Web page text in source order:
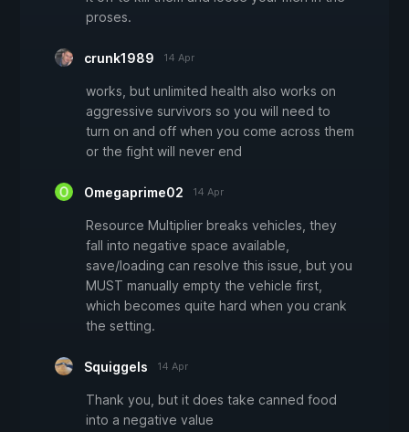
proses.
crunk1989 14 Apr
works, but unlimited health also works on
aggressive survivors so you will need to
turn on and off when you come across them
or the fight will never end
Omegaprime02 14 Apr
Resource Multiplier breaks vehicles, they
fall into negative space available,
save/loading can resolve this issue, but you
MUST manually empty the vehicle first,
which becomes quite hard when you crank
the setting.
Squiggels 14 Apr
Thank you, but it does take canned food
into a negative value